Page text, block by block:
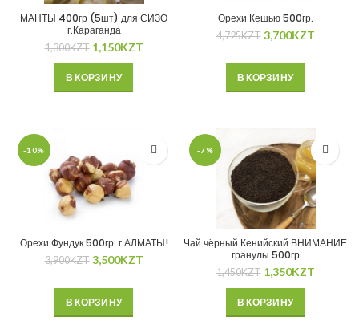
МАНТЫ 400гр (5шт) для СИЗО
г.Караганда
1,300KZT 1,150KZT
В КОРЗИНУ
Орехи Кешью 500гр.
4,725KZT 3,700KZT
В КОРЗИНУ
-10%
Орехи Фундук 500гр. г.АЛМАТЫ!
3,900KZT 3,500KZT
В КОРЗИНУ
-7%
Чай чёрный Кенийский ВНИМАНИЕ
гранулы 500гр
1,450KZT 1,350KZT
В КОРЗИНУ